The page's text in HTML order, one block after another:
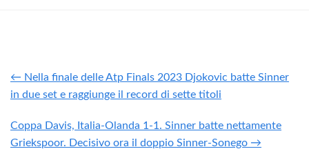
← Nella finale delle Atp Finals 2023 Djokovic batte Sinner
in due set e raggiunge il record di sette titoli
Coppa Davis, Italia-Olanda 1-1. Sinner batte nettamente
Griekspoor. Decisivo ora il doppio Sinner-Sonego →